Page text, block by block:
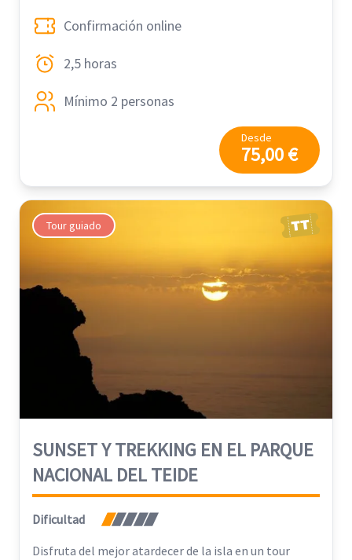
Confirmación online
2,5 horas
Mínimo 2 personas
Desde
75,00 €
Tour guiado
SUNSET Y TREKKING EN EL PARQUE
NACIONAL DEL TEIDE
Dificultad
Disfruta del mejor atardecer de la isla en un tour